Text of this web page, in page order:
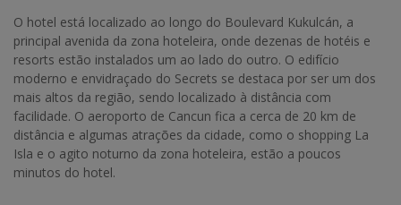
O hotel está localizado ao longo do Boulevard Kukulcán, a
principal avenida da zona hoteleira, onde dezenas de hotéis e
resorts estão instalados um ao lado do outro. O edifício
moderno e envidraçado do Secrets se destaca por ser um dos
mais altos da região, sendo localizado à distância com
facilidade. O aeroporto de Cancun fica a cerca de 20 km de
distância e algumas atrações da cidade, como o shopping La
Isla e o agito noturno da zona hoteleira, estão a poucos
minutos do hotel.